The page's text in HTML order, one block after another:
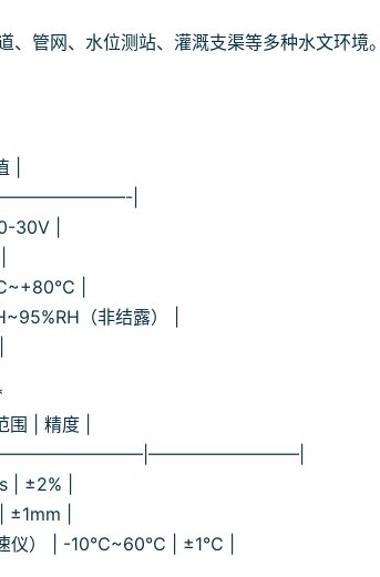
、管网、水位测站、灌溉支渠等多种水文环境。
|
|
30V |
|
（非结露） |
围 | 精度 |
| ±2% |
±1mm |
速仪） | -10℃~60℃ | ±1℃ |